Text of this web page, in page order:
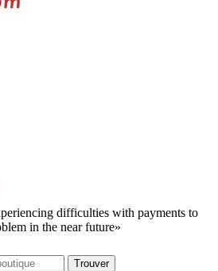
difficulties with payments to
in the near future»
Trouver